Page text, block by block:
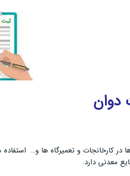
دوان
کارخانجات و تعمیرگاه ها و…
معدنی دارد.